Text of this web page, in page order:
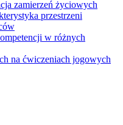
zamierzeń życiowych
przestrzeni
w różnych
na ćwiczeniach jogowych